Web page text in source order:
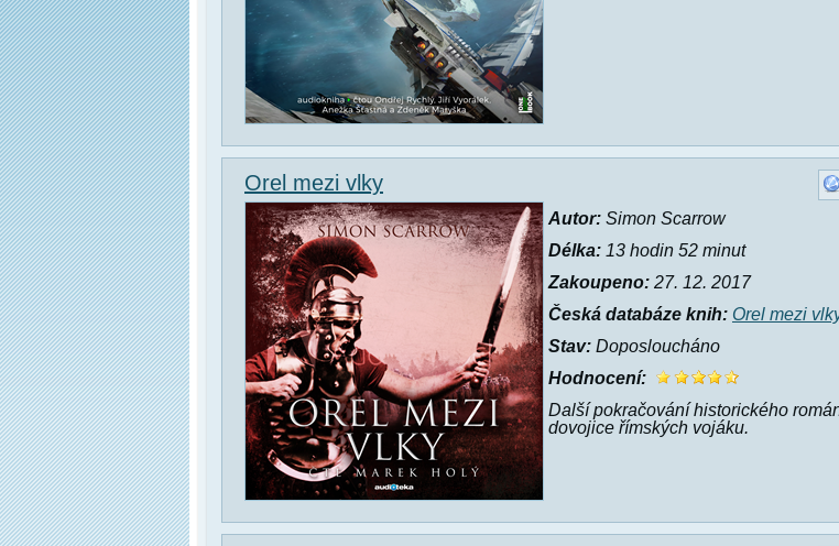
Orel mezi vlky
Autor: Simon Scarrow
Délka: 13 hodin 52 minut
Zakoupeno: 27. 12. 2017
Česká databáze knih: Orel mezi
Stav: Doposloucháno
Hodnocení:
Další pokračování historického
dovojice římských vojáku.